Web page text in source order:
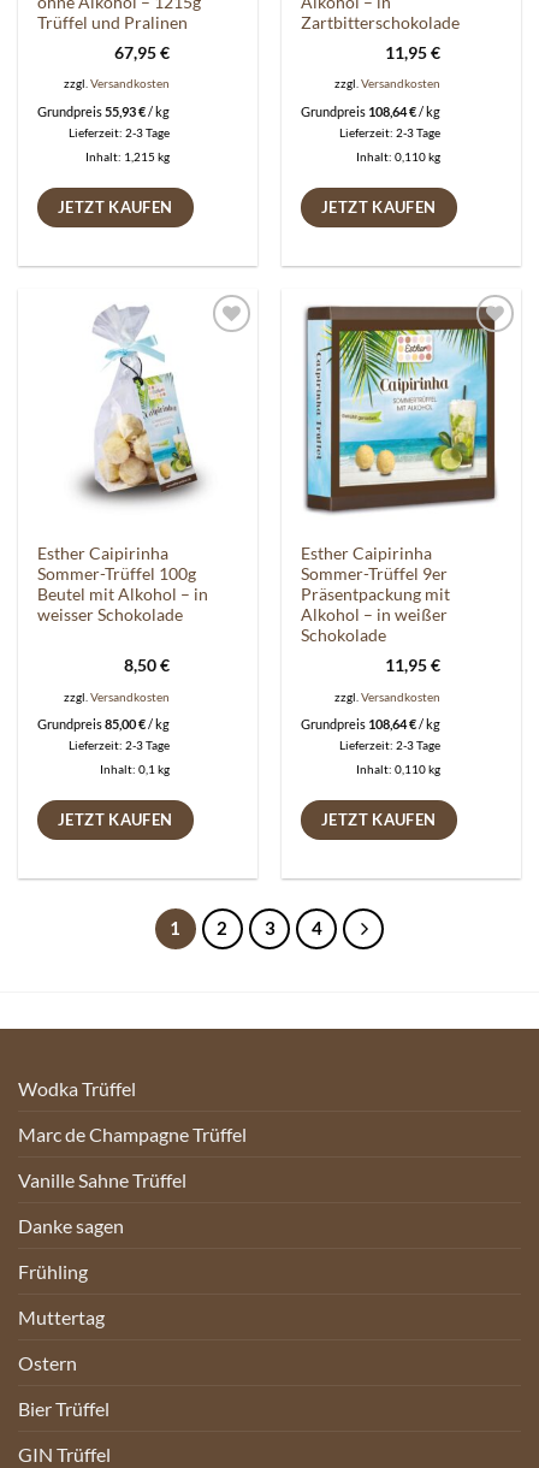
Trüffel und Pralinen
67,95€
zzgl.Versandkosten
Grundpreis 55,93€/kg
Lieferzeit:2-3 Tage
Inhalt: 1,215kg
JETZT KAUFEN
Zartbitterschokolade
11,95€
zzgl.Versandkosten
Grundpreis 108,64€/kg
Lieferzeit:2-3 Tage
Inhalt: 0,110kg
JETZT KAUFEN
Esther Caipirinha
Sommer-Trüffel 100g
Beutel mit Alkohol – in
weisser Schokolade
8,50€
zzgl.Versandkosten
Grundpreis85,00€/kg
Lieferzeit:2-3 Tage
Inhalt: 0,1kg
JETZT KAUFEN
Auf die
Wunschliste
Esther Caipirinha
Sommer-Trüffel 9er
Präsentpackung mit
Alkohol – in weißer
Schokolade
11,95€
zzgl.Versandkosten
Grundpreis 108,64€/kg
Lieferzeit:2-3 Tage
Inhalt: 0,110kg
JETZT KAUFEN
1 2 3 4
Wodka Trüffel
Marc de Champagne Trüffel
Vanille Sahne Trüffel
Danke sagen
Frühling
Muttertag
Ostern
Bier Trüffel
GIN Trüffel